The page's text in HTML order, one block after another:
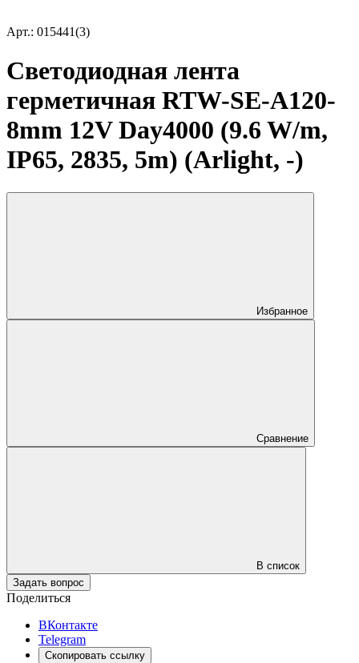
Арт.: 015441(3)
Светодиодная лента
герметичная RTW-SE-A120-
8mm 12V Day4000 (9.6 W/m,
IP65, 2835, 5m) (Arlight, -)
Избранное
Сравнение
В список
Задать вопрос
Поделиться
ВКонтакте
Telegram
Скопировать ссылку